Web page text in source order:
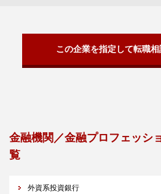
この企業を指定して転職相
金融機関／金融プロフェッシ
覧
外資系投資銀行